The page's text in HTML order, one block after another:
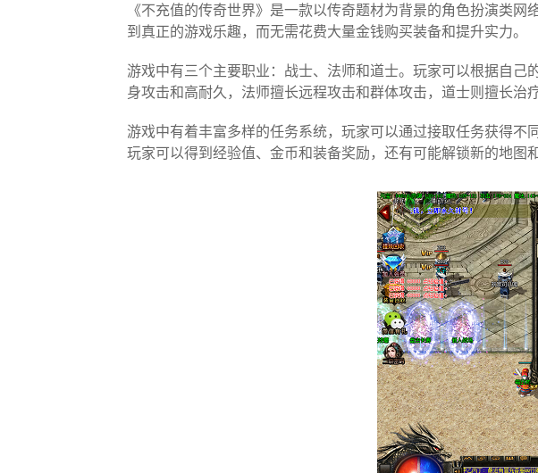
《不充值的传奇世界》是一款以传奇题材为背景的角色扮演类
到真正的游戏乐趣，而无需花费大量金钱购买装备和提升实力。
游戏中有三个主要职业：战士、法师和道士。玩家可以根据自
身攻击和高耐久，法师擅长远程攻击和群体攻击，道士则擅长治
游戏中有着丰富多样的任务系统，玩家可以通过接取任务获得不
玩家可以得到经验值、金币和装备奖励，还有可能解锁新的地图和